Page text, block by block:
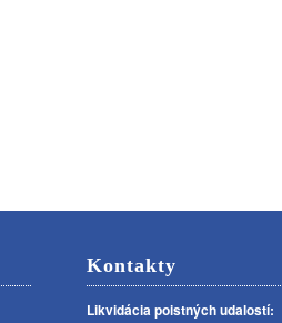
Kontakty
Likvidácia poistných udalostí: